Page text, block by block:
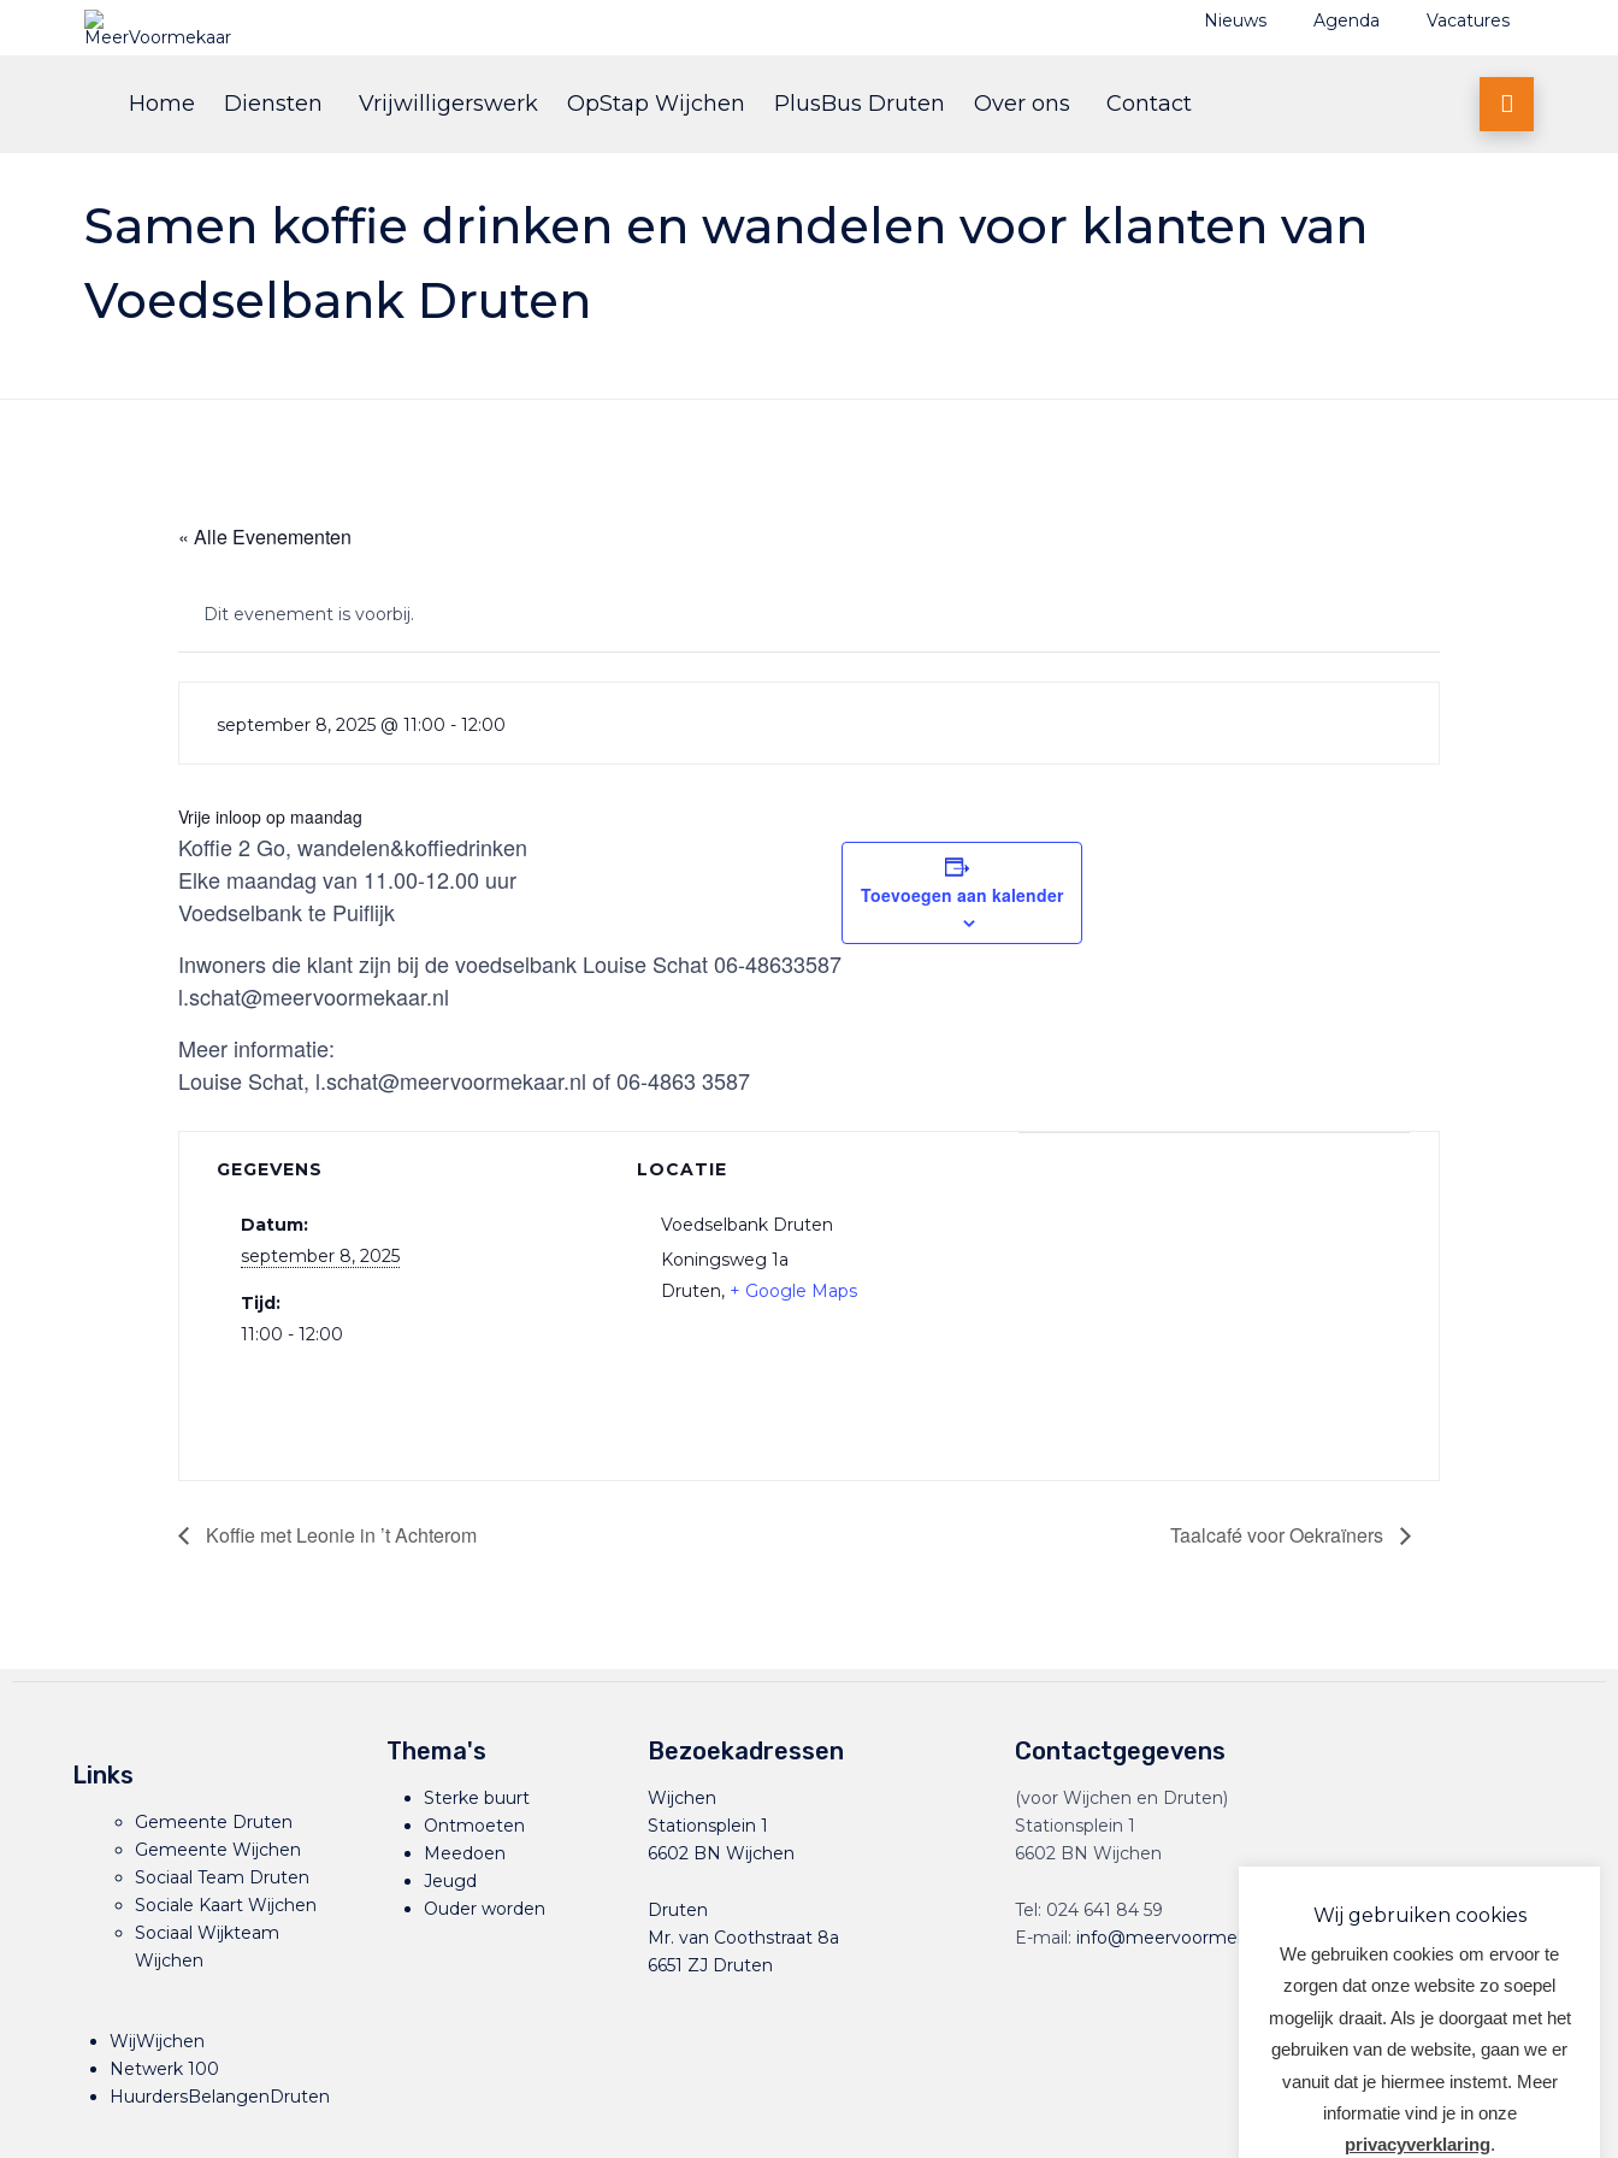
Nieuws Agenda Vacatures
to
Home Diensten Vrijwilligerswerk OpStap Wijchen PlusBus Druten Over ons Contact 
Samen koffie drinken en wandelen voor klanten van
Voedselbank Druten
« Alle Evenementen
Dit evenement is voorbij.
september 8, 2025 @ 11:00 -12:00
Vrije inloop op maandag
Koffie 2 Go, wandelen&koffiedrinken
Elke maandag van 11.00-12.00 uur
Voedselbank te Puiflijk
Inwoners die klant zijn bij de voedselbank Louise Schat 06-48633587
l.schat@meervoormekaar.nl
Meer informatie:
Louise Schat, l.schat@meervoormekaar.nl of 06-4863 3587
Toevoegen aan kalender
GEGEVENS
Datum:
september 8, 2025
Tijd:
11:00 - 12:00
LOCATIE
Voedselbank Druten
Koningsweg 1a
Druten, + Google Maps
Koffie met Leonie in ’t Achterom Taalcafé voor Oekraïners
Links
Gemeente Druten
Gemeente Wijchen
Sociaal Team Druten
Sociale Kaart Wijchen
Sociaal Wijkteam
Wijchen
WijWijchen
Netwerk 100
HuurdersBelangenDruten
Thema's
Sterke buurt
Ontmoeten
Meedoen
Jeugd
Ouder worden
Bezoekadressen
Wijchen
Stationsplein 1
6602 BN Wijchen
Druten
Mr. van Coothstraat 8a
6651 ZJ Druten
Contactgegevens
(voor Wijchen en Druten)
Stationsplein 1
6602 BN Wijchen
Tel: 024 641 84 59
E-mail: info@meervoormekaar.nl
Wij gebruiken cookies
We gebruiken cookies om ervoor te
zorgen dat onze website zo soepel
mogelijk draait. Als je doorgaat met het
gebruiken van de website, gaan we er
vanuit dat je hiermee instemt. Meer
informatie vind je in onze
privacyverklaring.